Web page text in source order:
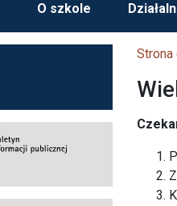
O szkole
Strona